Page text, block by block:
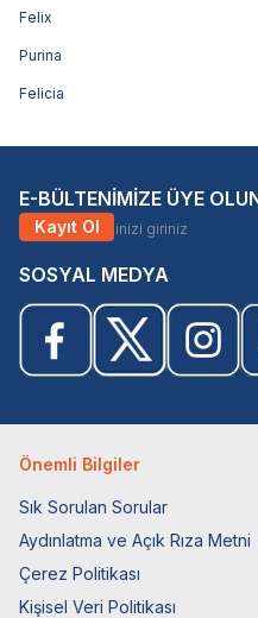
Felix
Purina
Felicia
E-BÜLTENİMİZE ÜYE
Kayıt Ol
SOSYAL MEDYA
Önemli Bilgiler
Sık Sorulan Sorular
Aydınlatma ve Açık Rıza Metni
Çerez Politikası
Kişisel Veri Politikası